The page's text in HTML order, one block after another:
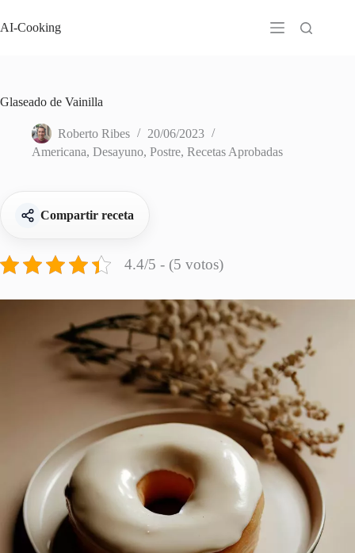
al
contenido
AI-Cooking
Glaseado de Vainilla
Roberto Ribes
20/06/2023
Americana, Desayuno, Postre, Recetas Aprobadas
Compartir receta
4.4/5 - (5 votos)